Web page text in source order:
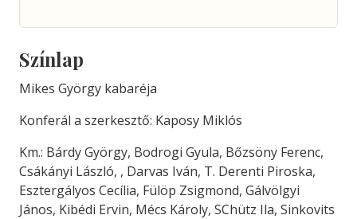
Színlap
Mikes György kabaréja
Konferál a szerkesztő: Kaposy Miklós
Km.: Bárdy György, Bodrogi Gyula, Bőzsöny Ferenc,
Csákányi László, , Darvas Iván, T. Derenti Piroska,
Esztergályos Cecília, Fülöp Zsigmond, Gálvölgyi
János, Kibédi Ervin, Mécs Károly, SChütz Ila, Sinkovits